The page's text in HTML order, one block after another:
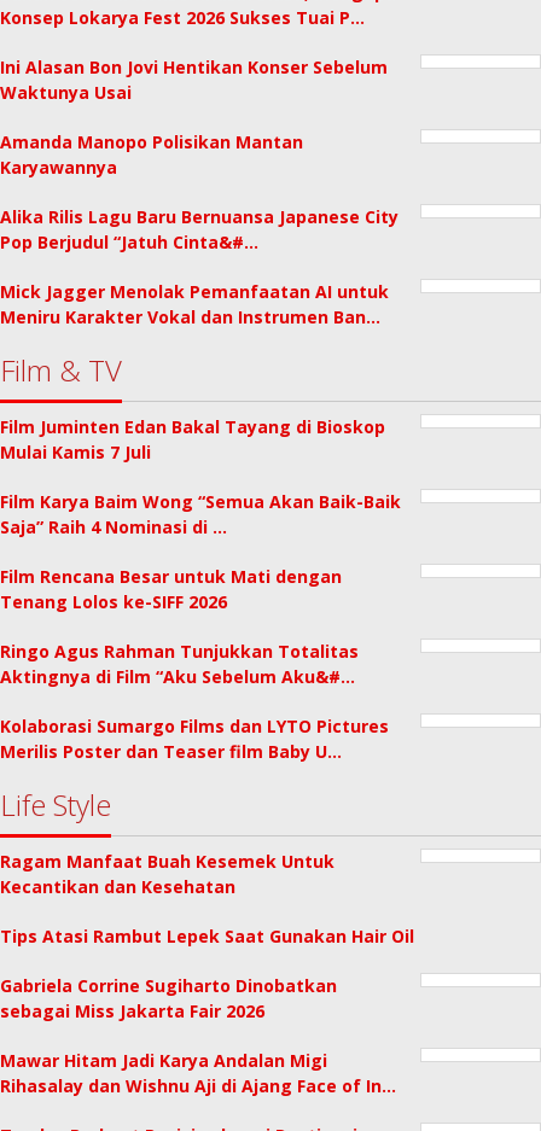
Konsep Lokarya Fest 2026 Sukses Tuai P…
Ini Alasan Bon Jovi Hentikan Konser Sebelum
Waktunya Usai
Amanda Manopo Polisikan Mantan
Karyawannya
Alika Rilis Lagu Baru Bernuansa Japanese City
Pop Berjudul “Jatuh Cinta&#…
Mick Jagger Menolak Pemanfaatan AI untuk
Meniru Karakter Vokal dan Instrumen Ban…
Film & TV
Film Juminten Edan Bakal Tayang di Bioskop
Mulai Kamis 7 Juli
Film Karya Baim Wong “Semua Akan Baik-Baik
Saja” Raih 4 Nominasi di …
Film Rencana Besar untuk Mati dengan
Tenang Lolos ke-SIFF 2026
Ringo Agus Rahman Tunjukkan Totalitas
Aktingnya di Film “Aku Sebelum Aku&#…
Kolaborasi Sumargo Films dan LYTO Pictures
Merilis Poster dan Teaser film Baby U…
Life Style
Ragam Manfaat Buah Kesemek Untuk
Kecantikan dan Kesehatan
Tips Atasi Rambut Lepek Saat Gunakan Hair Oil
Gabriela Corrine Sugiharto Dinobatkan
sebagai Miss Jakarta Fair 2026
Mawar Hitam Jadi Karya Andalan Migi
Rihasalay dan Wishnu Aji di Ajang Face of In…